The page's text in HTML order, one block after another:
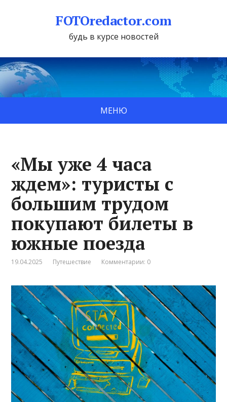
FOTOredactor.com
будь в курсе новостей
МЕНЮ
«Мы уже 4 часа
ждем»: туристы с
большим трудом
покупают билеты в
южные поезда
19.04.2025 Путешествие Комментарии: 0